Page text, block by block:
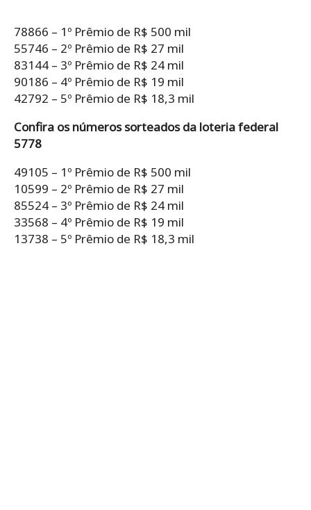
78866 – 1º Prêmio de R$ 500 mil
55746 – 2º Prêmio de R$ 27 mil
83144 – 3º Prêmio de R$ 24 mil
90186 – 4º Prêmio de R$ 19 mil
42792 – 5º Prêmio de R$ 18,3 mil
Confira os números sorteados da loteria federal
5778
49105 – 1º Prêmio de R$ 500 mil
10599 – 2º Prêmio de R$ 27 mil
85524 – 3º Prêmio de R$ 24 mil
33568 – 4º Prêmio de R$ 19 mil
13738 – 5º Prêmio de R$ 18,3 mil